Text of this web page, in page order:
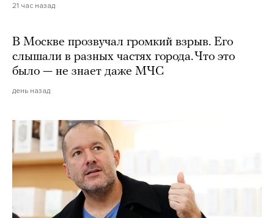
21 час назад
В Москве прозвучал громкий взрыв. Его
слышали в разных частях города. Что это
было — не знает даже МЧС
день назад